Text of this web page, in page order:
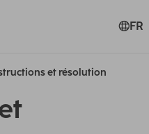
FR
et résolution